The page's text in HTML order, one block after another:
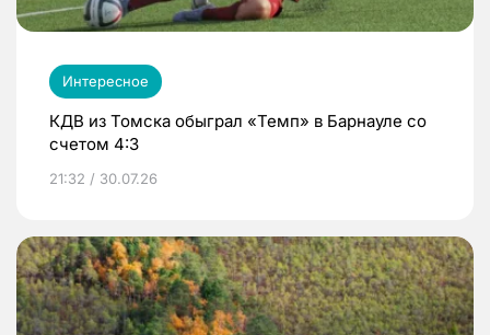
Интересное
КДВ из Томска обыграл «Темп» в Барнауле со
счетом 4:3
21:32 / 30.07.26